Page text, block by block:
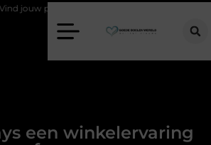
AC Milan merchandise
een winkelervaring